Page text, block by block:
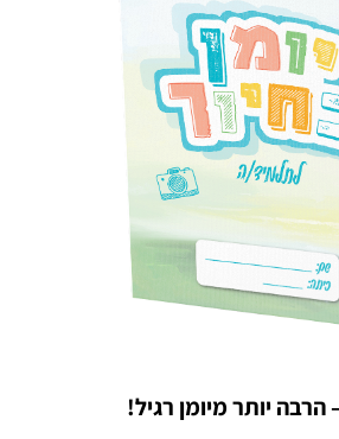
יותר מיומן רגיל!